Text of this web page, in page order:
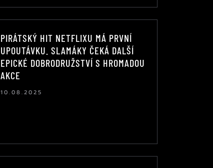
PIRÁTSKÝ HIT NETFLIXU MÁ PRVNÍ
UPOUTÁVKU. SLAMÁKY ČEKÁ DALŠÍ
EPICKÉ DOBRODRUŽSTVÍ S HROMADOU
AKCE
10.08.2025